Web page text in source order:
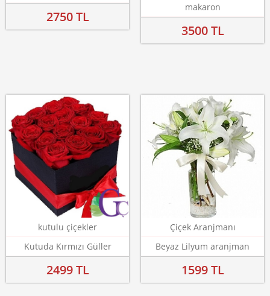
2750 TL
makaron
3500 TL
kutulu çiçekler
Kutuda Kırmızı Güller
2499 TL
Çiçek Aranjmanı
Beyaz Lilyum aranjman
1599 TL